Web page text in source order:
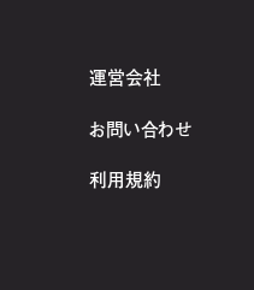
運営会社
お問い合わせ
利用規約